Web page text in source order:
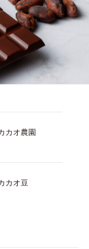
カオ農園
カオ豆